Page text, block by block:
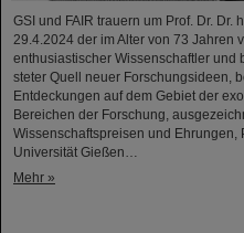
GSI und FAIR trauern um Prof. Dr.
29.4.2024 der im Alter von 73 Jahren
enthusiastischer Wissenschaftler und
steter Quell neuer Forschungsideen,
Entdeckungen auf dem Gebiet der
Bereichen der Forschung,
Wissenschaftspreisen und Ehrungen,
Universität Gießen…
Mehr »